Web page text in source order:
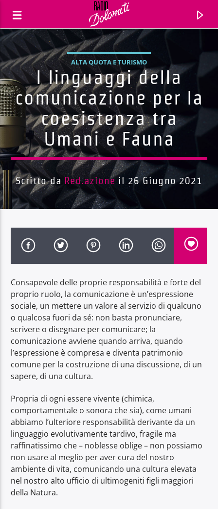
Traccia corrente
Titolo
Artista
Radio Dolomiti
ALTA QUOTA E TURISMO
I linguaggi della
comunicazione per la
coesistenza tra
Umani e Fauna
Scritto da Red.azione il 26 Giugno 2021
Consapevole delle proprie responsabilità e forte del
proprio ruolo, la comunicazione è un’espressione
sociale, un mettere un valore al servizio di qualcuno
o qualcosa fuori da sé: non basta pronunciare,
scrivere o disegnare per comunicare; la
comunicazione avviene quando arriva, quando
l’espressione è compresa e diventa patrimonio
comune per la costruzione di una discussione, di un
sapere, di una cultura.
Propria di ogni essere vivente (chimica,
comportamentale o sonora che sia), come umani
abbiamo l’ulteriore responsabilità derivante da un
linguaggio evolutivamente tardivo, fragile ma
raffinatissimo che – noblesse oblige – non possiamo
non usare al meglio per aver cura del nostro
ambiente di vita, comunicando una cultura elevata
nel nostro alto ufficio di ultimogeniti figli maggiori
della Natura.